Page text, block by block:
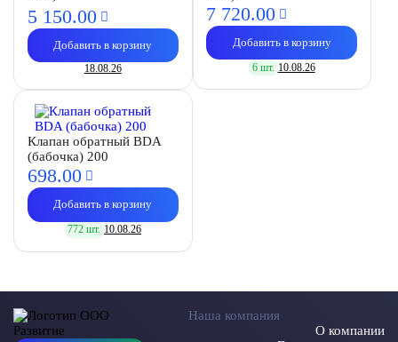
5 150.00
Добавить в корзину
18.08.26
7 720.00
Добавить в корзину
6 шт. 10.08.26
Клапан обратный BDA
(бабочка) 200
698.00
Добавить в корзину
772 шт. 10.08.26
Наша компания
О компании